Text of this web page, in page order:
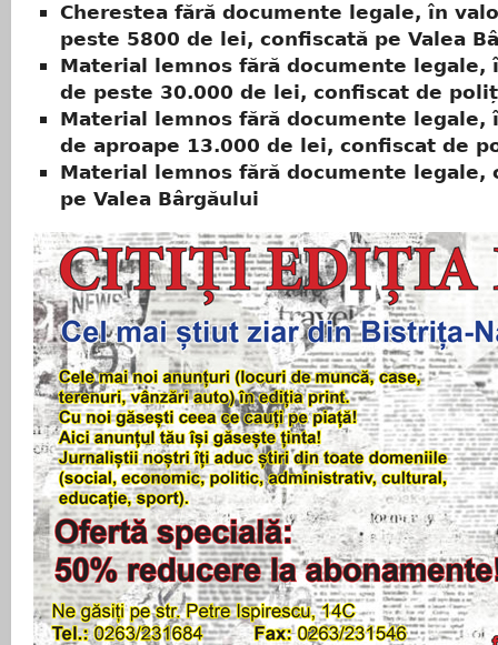
Cherestea fără documente legale, în
peste 5800 de lei, confiscată pe Valea
Material lemnos fără documente legale,
de peste 30.000 de lei, confiscat de
Material lemnos fără documente legale,
de aproape 13.000 de lei, confiscat de
Material lemnos fără documente legale,
pe Valea Bârgăului